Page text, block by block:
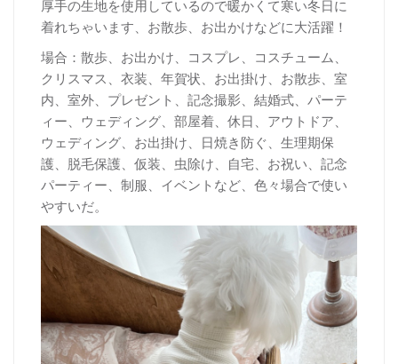
厚手の生地を使用しているので暖かくて寒い冬日に
着れちゃいます、お散歩、お出かけなどに大活躍！
場合：散歩、お出かけ、コスプレ、コスチューム、
クリスマス、衣装、年賀状、お出掛け、お散歩、室
内、室外、プレゼント、記念撮影、結婚式、パーテ
ィー、ウェディング、部屋着、休日、アウトドア、
ウェディング、お出掛け、日焼き防ぐ、生理期保
護、脱毛保護、仮装、虫除け、自宅、お祝い、記念
パーティー、制服、イベントなど、色々場合で使い
やすいだ。